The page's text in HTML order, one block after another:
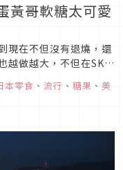
黃哥軟糖太可愛
現在不但沒有退燒，還
越做越大，不但在SKY
的「蛋黃哥軟糖」。一
前，那可愛的模樣總
本零食 、 流行 、 糖果 、 美